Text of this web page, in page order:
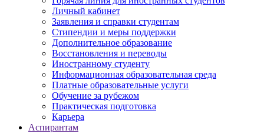
Личный кабинет
Заявления и справки студентам
Стипендии и меры поддержки
Дополнительное образование
Восстановления и переводы
Иностранному студенту
Информационная образовательная среда
Платные образовательные услуги
Обучение за рубежом
Практическая подготовка
Карьера
Аспирантам